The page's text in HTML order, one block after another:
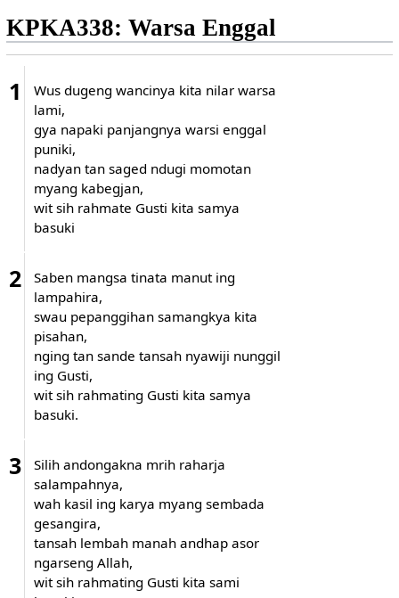
KPKA338: Warsa Enggal
1
Wus dugeng wancinya kita nilar warsa
lami,
gya napaki panjangnya warsi enggal
puniki,
nadyan tan saged ndugi momotan
myang kabegjan,
wit sih rahmate Gusti kita samya
basuki
2
Saben mangsa tinata manut ing
lampahira,
swau pepanggihan samangkya kita
pisahan,
nging tan sande tansah nyawiji nunggil
ing Gusti,
wit sih rahmating Gusti kita samya
basuki.
3
Silih andongakna mrih raharja
salampahnya,
wah kasil ing karya myang sembada
gesangira,
tansah lembah manah andhap asor
ngarseng Allah,
wit sih rahmating Gusti kita sami